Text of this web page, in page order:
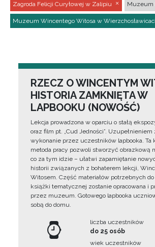
Zagroda Felicji Curyłowej w Zalipiu Muzeum
Muzeum Wincentego Witosa w
RZECZ O WINCENTYM
HISTORIA ZAMKNIĘTA W
LAPBOOKU (NOWOŚĆ)
Lekcja prowadzona w oparciu o stałą
oraz film pt. „Cud Jedności”.
wykonanie przez uczestników lapbooka. Ta
metoda pracy pozwoli stworzyć obrazkową
co za tym idzie – ułatwi zapamiętanie
historii związanych z bohaterem lekcji,
Witosem. Część materiałów potrzebnych
książki tematycznej zostanie opracowana i
przez muzeum. Gotowego lapbooka
sobą do domu.
liczba uczestników
do 25 osób
wiek uczestników